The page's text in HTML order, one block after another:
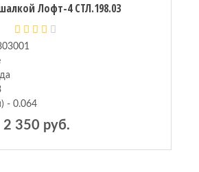
Лофт-4 СТЛ.198.03
- 0.064
2 350 руб.